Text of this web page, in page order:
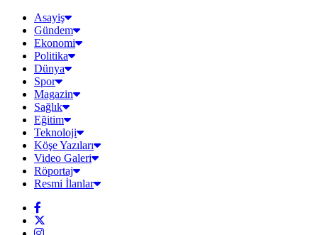
Asayiş
Gündem
Ekonomi
Politika
Dünya
Spor
Magazin
Sağlık
Eğitim
Teknoloji
Köşe Yazıları
Video Galeri
Röportaj
Resmi İlanlar